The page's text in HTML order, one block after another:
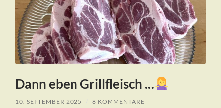
Dann eben Grillfleisch …
10. SEPTEMBER 2025 8 KOMMENTARE